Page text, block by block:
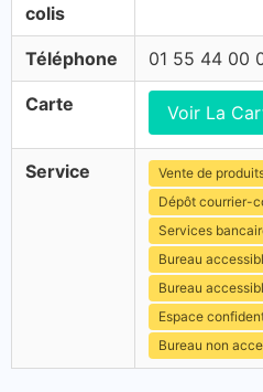
colis
Téléphone 01 55 44 00
Carte Voir La
Service
Vente de
Dépôt courrier-
Services
Bureau
Bureau
Espace
Bureau non